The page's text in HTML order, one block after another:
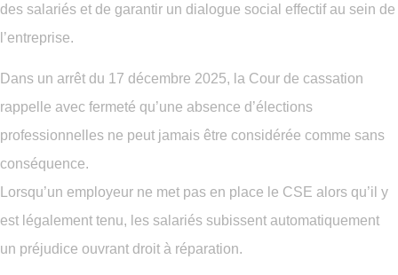
des salariés et de garantir un dialogue social effectif au sein de
l’entreprise.
Dans un arrêt du 17 décembre 2025, la Cour de cassation
rappelle avec fermeté qu’une absence d’élections
professionnelles ne peut jamais être considérée comme sans
conséquence.
Lorsqu’un employeur ne met pas en place le CSE alors qu’il y
est légalement tenu, les salariés subissent automatiquement
un préjudice ouvrant droit à réparation.